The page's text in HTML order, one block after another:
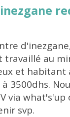
travaillé au
et habitant
3500dhs.
via
svp.